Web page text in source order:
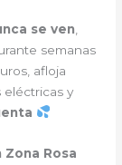
se ven
semanas
afloja
eléctricas y
Rosa